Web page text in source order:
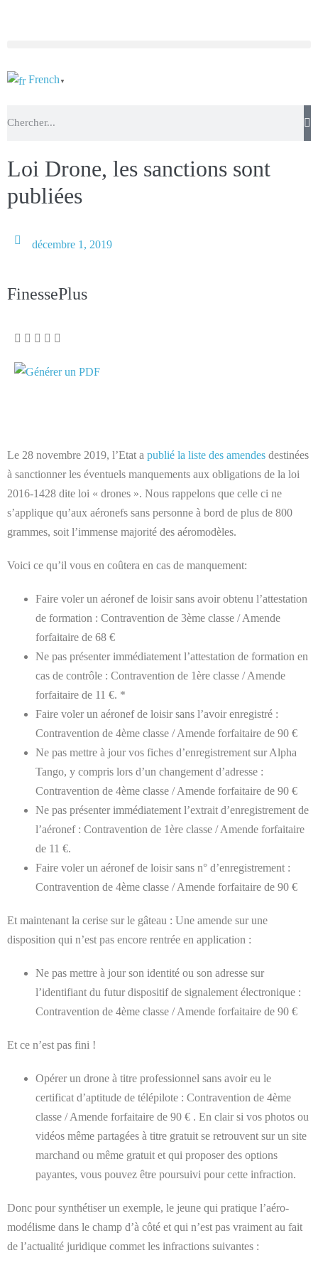
French ▼
Loi Drone, les sanctions sont
publiées
décembre 1, 2019
FinessePlus
Le 28 novembre 2019, l’Etat a publié la liste des amendes destinées
à sanctionner les éventuels manquements aux obligations de la loi
2016-1428 dite loi « drones ». Nous rappelons que celle ci ne
s’applique qu’aux aéronefs sans personne à bord de plus de 800
grammes, soit l’immense majorité des aéromodèles.
Voici ce qu’il vous en coûtera en cas de manquement:
Faire voler un aéronef de loisir sans avoir obtenu l’attestation
de formation : Contravention de 3ème classe / Amende
forfaitaire de 68 €
Ne pas présenter immédiatement l’attestation de formation en
cas de contrôle : Contravention de 1ère classe / Amende
forfaitaire de 11 €. *
Faire voler un aéronef de loisir sans l’avoir enregistré :
Contravention de 4ème classe / Amende forfaitaire de 90 €
Ne pas mettre à jour vos fiches d’enregistrement sur Alpha
Tango, y compris lors d’un changement d’adresse :
Contravention de 4ème classe / Amende forfaitaire de 90 €
Ne pas présenter immédiatement l’extrait d’enregistrement de
l’aéronef : Contravention de 1ère classe / Amende forfaitaire
de 11 €.
Faire voler un aéronef de loisir sans n° d’enregistrement :
Contravention de 4ème classe / Amende forfaitaire de 90 €
Et maintenant la cerise sur le gâteau : Une amende sur une
disposition qui n’est pas encore rentrée en application :
Ne pas mettre à jour son identité ou son adresse sur
l’identifiant du futur dispositif de signalement électronique :
Contravention de 4ème classe / Amende forfaitaire de 90 €
Et ce n’est pas fini !
Opérer un drone à titre professionnel sans avoir eu le
certificat d’aptitude de télépilote : Contravention de 4ème
classe / Amende forfaitaire de 90 € . En clair si vos photos ou
vidéos même partagées à titre gratuit se retrouvent sur un site
marchand ou même gratuit et qui proposer des options
payantes, vous pouvez être poursuivi pour cette infraction.
Donc pour synthétiser un exemple, le jeune qui pratique l’aéro-
modélisme dans le champ d’à côté et qui n’est pas vraiment au fait
de l’actualité juridique commet les infractions suivantes :